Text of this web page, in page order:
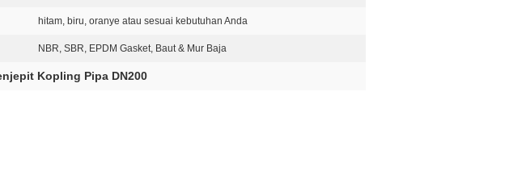
hitam, biru, oranye atau sesuai kebutuhan Anda
NBR, SBR, EPDM Gasket, Baut & Mur Baja
Kopling Pipa DN200